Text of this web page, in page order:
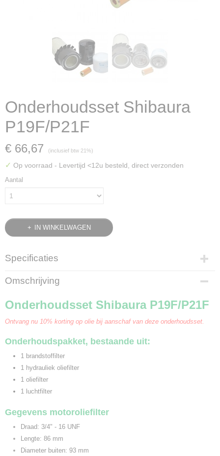
Onderhoudsset Shibaura
P19F/P21F
€ 66,67 (inclusief btw 21%)
✓ Op voorraad - Levertijd <12u besteld, direct verzonden
Aantal
IN WINKELWAGEN
Specificaties
Bruto gewicht
1,10 Kg
Omschrijving
Onderhoudsset Shibaura P19F/P21F
Ontvang nu 10% korting op olie bij aanschaf van deze onderhoudsset.
Onderhoudspakket, bestaande uit:
1 brandstoffilter
1 hydrauliek oliefilter
1 oliefilter
1 luchtfilter
Gegevens motoroliefilter
Draad: 3/4" - 16 UNF
Lengte: 86 mm
Diameter buiten: 93 mm